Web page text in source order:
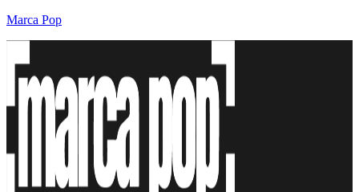
Marca Pop